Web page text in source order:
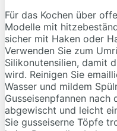
Für das Kochen über
Modelle mit
sicher mit Haken oder
Verwenden Sie zum
Silikonutensilien, damit
wird. Reinigen Sie
Wasser und mildem
Gusseisenpfannen nach
abgewischt und leicht
Sie gusseiserne Töpfe